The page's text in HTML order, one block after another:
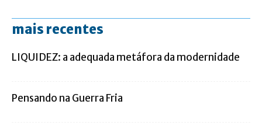
mais recentes
LIQUIDEZ: a adequada metáfora da modernidade
Pensando na Guerra Fria